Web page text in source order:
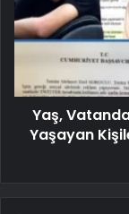
Yaş,
Yaşayan